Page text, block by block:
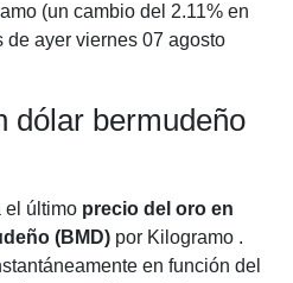
(un cambio del 2.11% en
ayer viernes 07 agosto
dólar bermudeño
el último precio del oro en
(BMD) por Kilogramo .
en función del